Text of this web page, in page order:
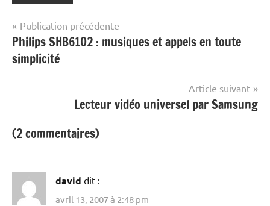
Navigation
de
l’article
Publication précédente
Philips SHB6102 : musiques et appels en toute
simplicité
Article suivant
Lecteur vidéo universel par Samsung
(2 commentaires)
david dit :
avril 13, 2007 à 2:48 pm